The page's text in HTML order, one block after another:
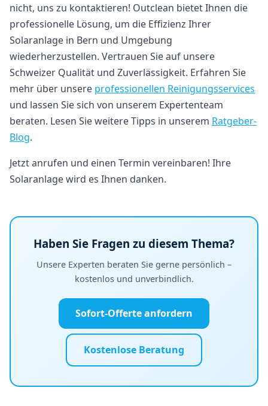
nicht, uns zu kontaktieren! Outclean bietet Ihnen die
professionelle Lösung, um die Effizienz Ihrer
Solaranlage in Bern und Umgebung
wiederherzustellen. Vertrauen Sie auf unsere
Schweizer Qualität und Zuverlässigkeit. Erfahren Sie
mehr über unsere professionellen Reinigungsservices
und lassen Sie sich von unserem Expertenteam
beraten. Lesen Sie weitere Tipps in unserem Ratgeber-
Blog.
Jetzt anrufen und einen Termin vereinbaren! Ihre
Solaranlage wird es Ihnen danken.
Haben Sie Fragen zu diesem Thema?
Unsere Experten beraten Sie gerne persönlich –
kostenlos und unverbindlich.
Sofort-Offerte anfordern
Kostenlose Beratung